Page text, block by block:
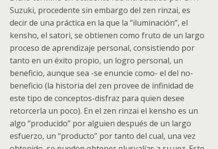
Suzuki, procedente sin embargo del zen rinzai, es
decir de una práctica en la que la “iluminación”, el
kensho, el satori, se obtienen como fruto de un largo
proceso de aprendizaje personal, consistiendo por
tanto en un éxito propio, un logro personal, un
beneficio, aunque sea -se enuncie como- el del no-
beneficio (la historia del zen provee de infinidad de
este tipo de conceptos-disfraz para quien desee
retorcerla un poco). En el zen rinzai el kensho es un
algo “producido” por alguien después de un largo
esfuerzo, un “producto” por tanto del cual, una vez